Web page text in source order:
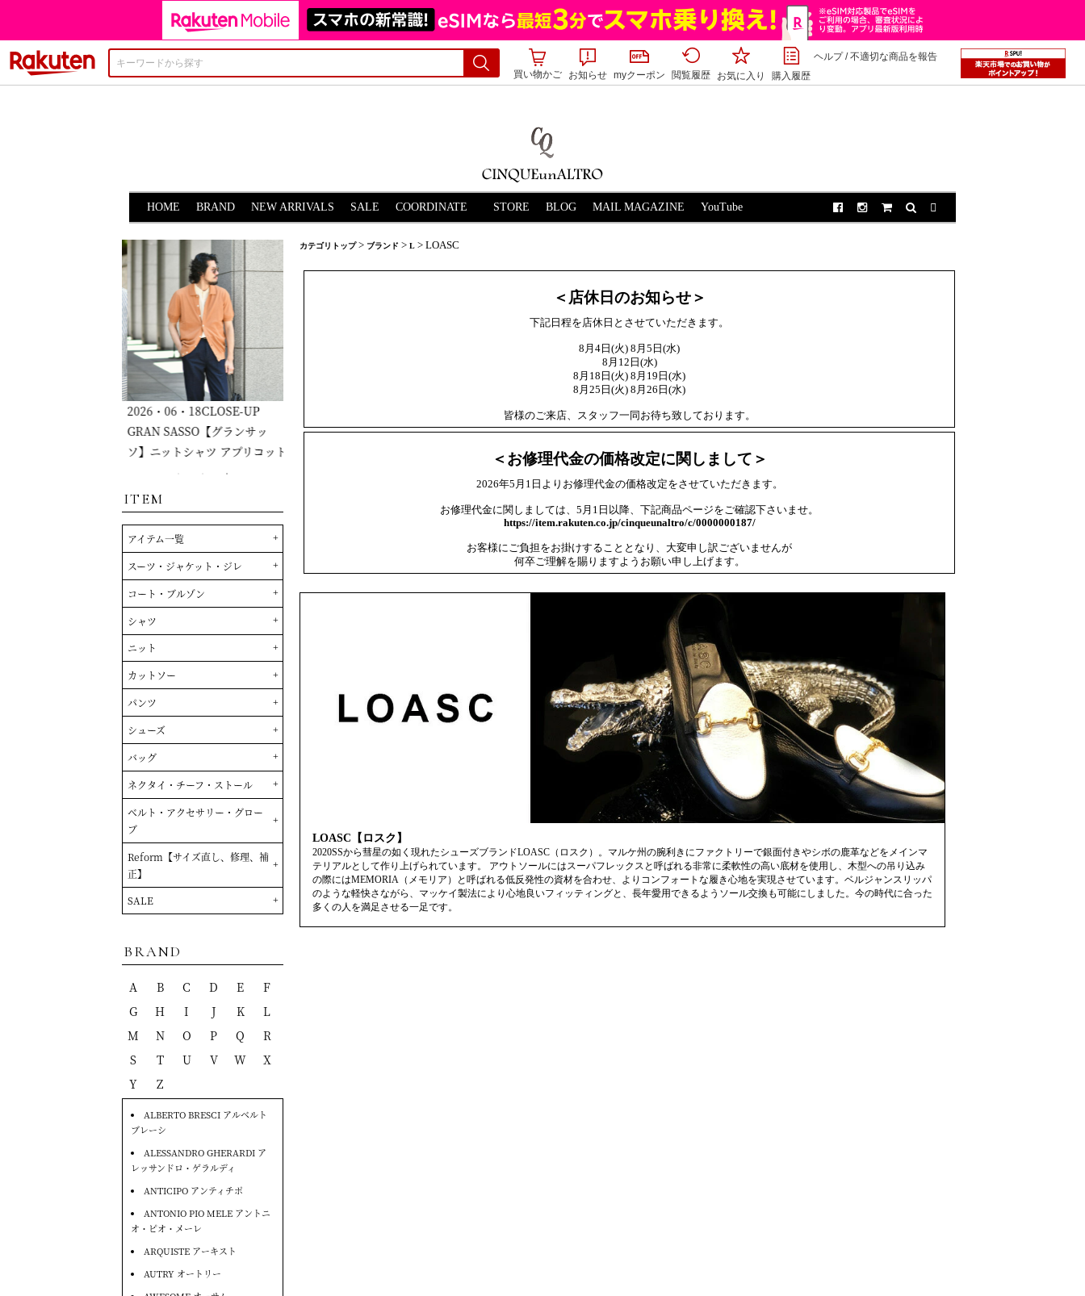
買い物かご
お知らせ myクーポン 閲覧履歴 お気に入り 購入履歴
ヘルプ/不適切な商品を報告
HOME BRAND NEW ARRIVALS SALE STORE BLOG MAIL MAGAZINE
カテゴリトップ> ブランド > L > LOASC
＜店休日のお知らせ＞
下記日程を店休日とさせていただきます。
8月4日(火) 8月5日(水)
8月12日(水)
8月18日(火) 8月19日(水)
8月25日(火) 8月26日(水)
皆様のご来店、スタッフ一同お待ち致しております。
＜お修理代金の価格改定に関しまして＞
2026年5月1日よりお修理代金の価格改定をさせていただきます。
お修理代金に関しましては、5月1日以降、下記商品ページをご確認下さいませ。
https://item.rakuten.co.jp/cinqueunaltro/c/0000000187/
お客様にご負担をお掛けすることとなり、大変申し訳ございませんが
何卒ご理解を賜りますようお願い申し上げます。
LOASC【ロスク】
2020SSから彗星の如く現れたシューズブランドLOASC（ロスク）。マルケ州の腕利きにファクトリーで銀面付きやシボの鹿革などをメインマ
テリアルとして作り上げられています。 アウトソールにはスーパフレックスと呼ばれる非常に柔軟性の高い底材を使用し、木型への吊り込み
の際にはMEMORIA（メモリア）と呼ばれる低反発性の資材を合わせ、よりコンフォートな履き心地を実現させています。ベルジャンスリッパ
のような軽快さながら、マッケイ製法により心地良いフィッティングと、長年愛用できるようソール交換も可能にしました。今の時代に合った
多くの人を満足させる一足です。